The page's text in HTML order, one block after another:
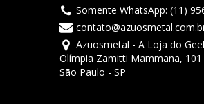
Somente WhatsApp: (11)
Azuosmetal - A Loja do
Olímpia Zamitti Mammana,
São Paulo - SP